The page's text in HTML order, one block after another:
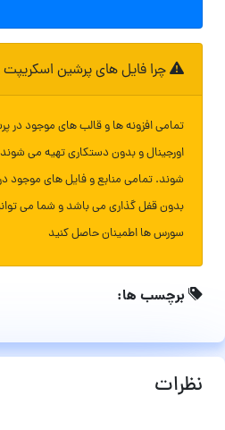
چرا فایل های پرشین
تمامی افزونه ها و قالب های موجود در
اورجینال و بدون دستکاری تهیه می
شوند. تمامی منابع و فایل های موجود
بدون قفل گذاری می باشد و شما می
سورس ها اطمینان حاصل کنید
برچسب ها:
نظرات